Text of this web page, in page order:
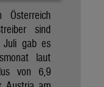
Österreich
sind
Juli gab es
laut
von 6,9